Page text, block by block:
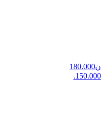
قیمت اصلی: تومان180.000